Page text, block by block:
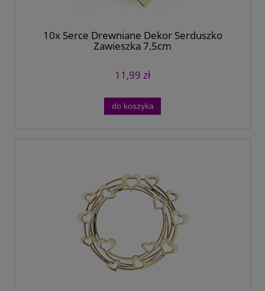
10x Serce Drewniane Dekor Serduszko
Zawieszka 7,5cm
11,99 zł
do koszyka